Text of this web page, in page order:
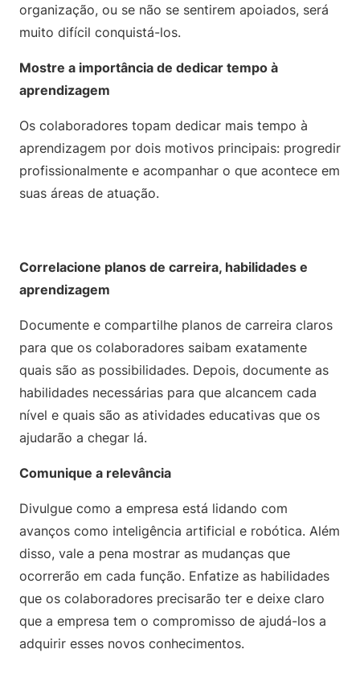
organização, ou se não se sentirem apoiados, será
muito difícil conquistá-los.
Mostre a importância de dedicar tempo à
aprendizagem
Os colaboradores topam dedicar mais tempo à
aprendizagem por dois motivos principais: progredir
profissionalmente e acompanhar o que acontece em
suas áreas de atuação.
Correlacione planos de carreira, habilidades e
aprendizagem
Documente e compartilhe planos de carreira claros
para que os colaboradores saibam exatamente
quais são as possibilidades. Depois, documente as
habilidades necessárias para que alcancem cada
nível e quais são as atividades educativas que os
ajudarão a chegar lá.
Comunique a relevância
Divulgue como a empresa está lidando com
avanços como inteligência artificial e robótica. Além
disso, vale a pena mostrar as mudanças que
ocorrerão em cada função. Enfatize as habilidades
que os colaboradores precisarão ter e deixe claro
que a empresa tem o compromisso de ajudá-los a
adquirir esses novos conhecimentos.